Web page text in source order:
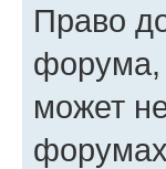
Право
форума,
может